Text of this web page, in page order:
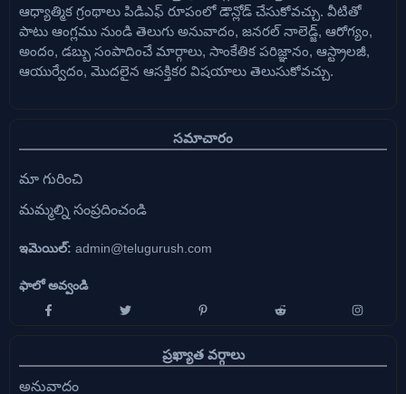
ఆధ్యాత్మిక గ్రంథాలు పిడిఎఫ్ రూపంలో డౌన్లోడ్ చేసుకోవచ్చు. వీటితో
పాటు ఆంగ్లము నుండి తెలుగు అనువాదం, జనరల్ నాలెడ్జ్, ఆరోగ్యం,
అందం, డబ్బు సంపాదించే మార్గాలు, సాంకేతిక పరిజ్ఞానం, ఆస్ట్రాలజీ,
ఆయుర్వేదం, మొదలైన ఆసక్తికర విషయాలు తెలుసుకోవచ్చు.
సమాచారం
మా గురించి
మమ్మల్ని సంప్రదించండి
ఇమెయిల్: admin@telugurush.com
ఫాలో అవ్వండి
ప్రఖ్యాత వర్గాలు
అనువాదం